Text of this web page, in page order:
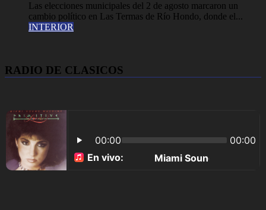
Las elecciones municipales del 2 de agosto marcaron un
cambio político en Las Termas de Río Hondo, donde el...
INTERIOR
RADIO DE CLASICOS